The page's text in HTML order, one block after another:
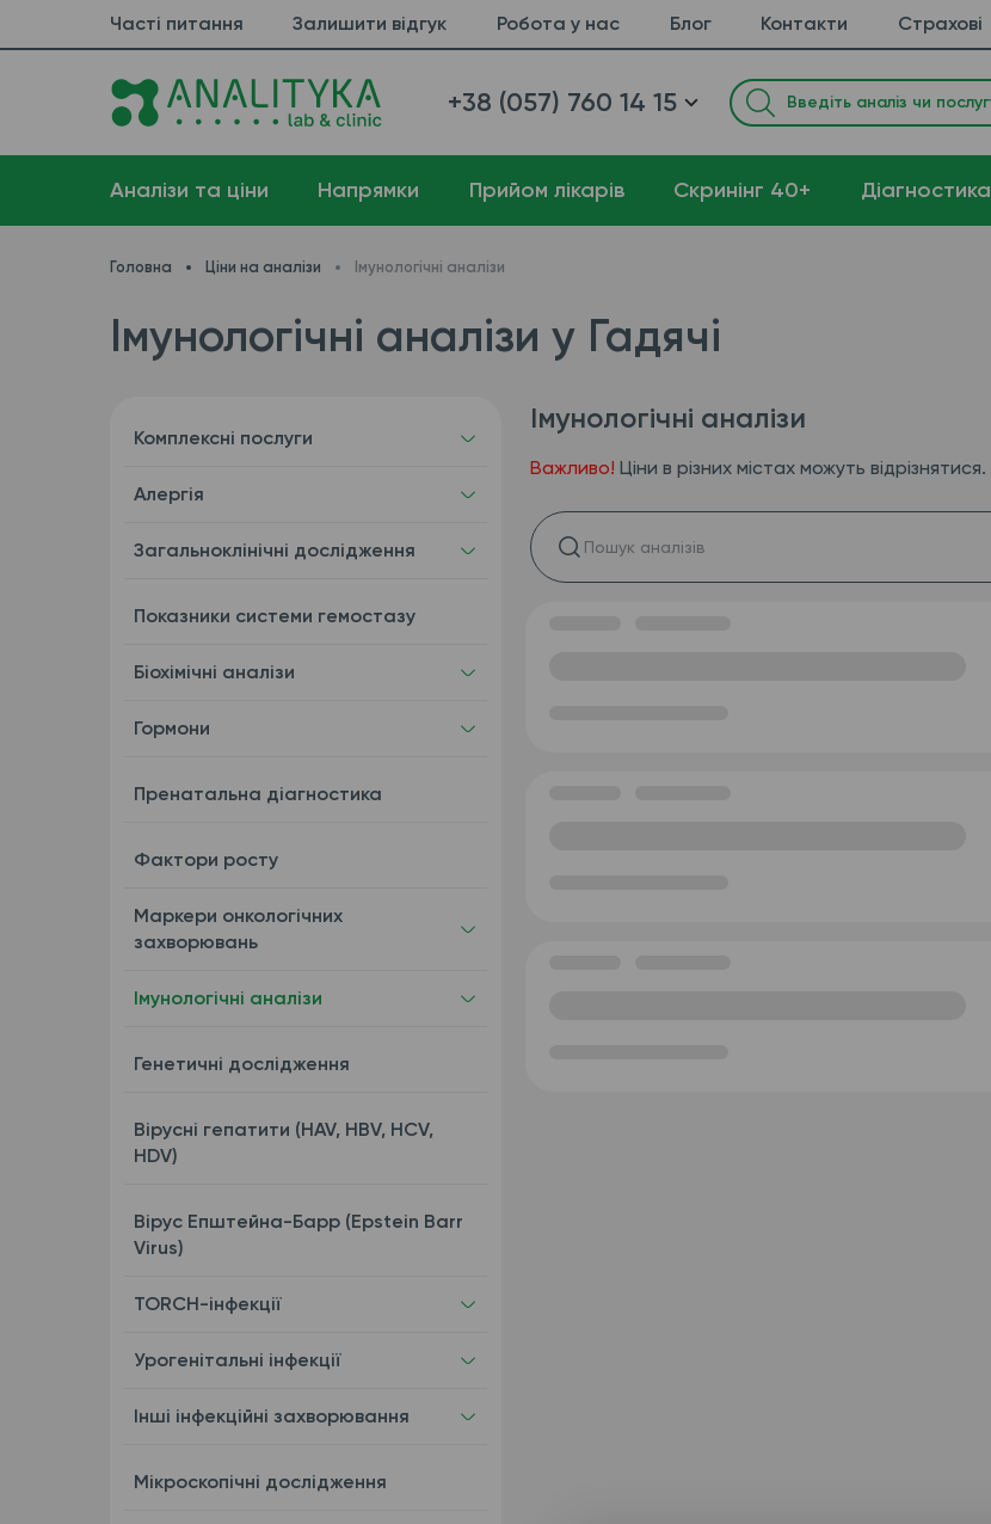
Часті питання Залишити відгук Робота у нас Блог Контакти Страхові
+38 (057) 760 14 15
Аналізи та ціни Напрямки Прийом лікарів Cкринінг 40+ Діагностика
Головна Ціни на аналізи Імунологічні аналізи
Імунологічні аналізи у Гадячі
Комплексні послуги
Алергія
Загальноклінічні дослідження
Показники системи гемостазу
Біохімічні аналізи
Гормони
Пренатальна діагностика
Фактори росту
Маркери онкологічних
захворювань
Імунологічні аналізи
Генетичні дослідження
Вірусні гепатити (HAV, HBV, HCV,
HDV)
Вірус Епштейна-Барр (Epstein Barr
Virus)
TORCH-інфекції
Урогенітальні інфекції
Інші інфекційні захворювання
Мікроскопічні дослідження
Імунологічні аналізи
Важливо! Ціни в різних містах можуть відрізнятися.